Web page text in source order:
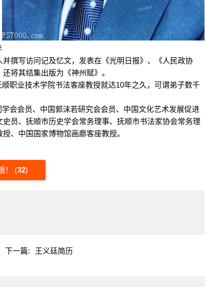
撰写访问记及忆文，发表在《光明日报》、《人民政协
将其结集出版为《神州赋》。
职业技术学院书法客座教授就达10年之久，可谓弟子数千
会会员、中国郭沫若研究会会员、中国文化艺术发展促进
员、抚顺市历史学会常务理事、抚顺市书法家协会常务理
、中国国家博物馆画廊客座教授。
！ (32)
下一篇: 王义廷简历